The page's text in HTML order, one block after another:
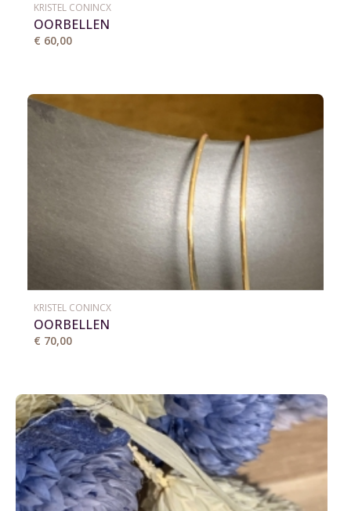
KRISTEL CONINCX
OORBELLEN
€ 60,00
KRISTEL CONINCX
OORBELLEN
€ 70,00